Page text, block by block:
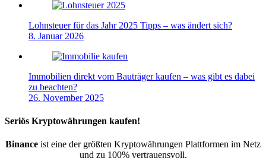
Lohnsteuer für das Jahr 2025 Tipps – was ändert sich?
8. Januar 2026
Immobilien direkt vom Bauträger kaufen – was gibt es dabei
zu beachten?
26. November 2025
Seriös Kryptowährungen kaufen!
Binance ist eine der größten Kryptowährungen Plattformen im Netz
und zu 100% vertrauensvoll.